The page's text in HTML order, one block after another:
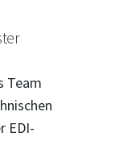
Team
EDI-